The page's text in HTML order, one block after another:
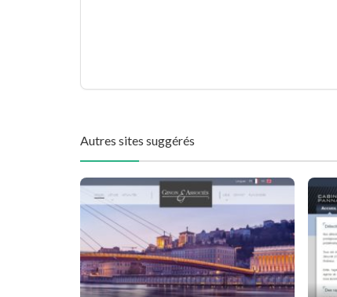
Autres sites suggérés